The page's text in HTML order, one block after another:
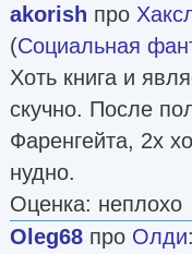
akorish про
(Социальная
Хоть книга и
скучно. После
Фаренгейта, 2х
нудно.
Оценка: неплохо
Oleg68 про Олди: